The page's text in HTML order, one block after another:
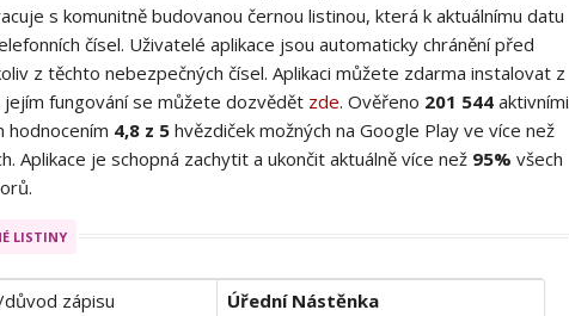
s komunitně budovanou černou listinou, která k aktuálnímu datu
čísel. Uživatelé aplikace jsou automaticky chránění před
z těchto nebezpečných čísel. Aplikaci můžete zdarma instalovat z
jejím fungování se můžete dozvědět zde. Ověřeno 201 544 aktivními
hodnocením 4,8 z 5 hvězdiček možných na Google Play ve více než
Aplikace je schopná zachytit a ukončit aktuálně více než 95% všech
LISTINY
zápisu
Úřední Nástěnka